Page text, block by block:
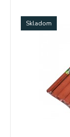
Skladom